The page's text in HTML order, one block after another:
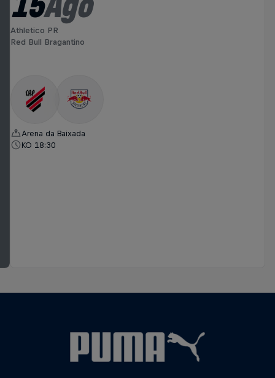
Athletico PR
Red Bull Bragantino
Arena da Baixada
KO 18:30